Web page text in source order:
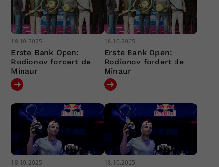
18.10.2025
Erste Bank Open:
Rodionov fordert de
Minaur
18.10.2025
Erste Bank Open:
Rodionov fordert de
Minaur
18.10.2025 18.10.2025